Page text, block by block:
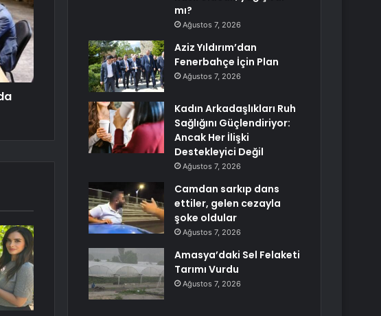
mı?
Ağustos 7, 2026
Aziz Yıldırım’dan
Fenerbahçe İçin Plan
Ağustos 7, 2026
Kadın Arkadaşlıkları Ruh
Sağlığını Güçlendiriyor:
Ancak Her İlişki
Destekleyici Değil
Ağustos 7, 2026
Camdan sarkıp dans
ettiler, gelen cezayla
şoke oldular
Ağustos 7, 2026
Amasya’daki Sel Felaketi
Tarımı Vurdu
Ağustos 7, 2026